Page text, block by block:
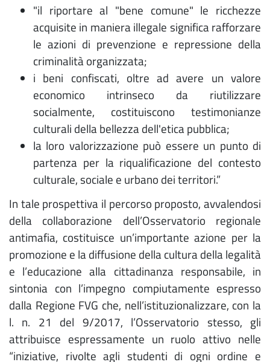
"il riportare al "bene comune" le ricchezze
acquisite in maniera illegale significa rafforzare
le azioni di prevenzione e repressione della
criminalità organizzata;
i beni confiscati, oltre ad avere un valore
economico intrinseco da riutilizzare
socialmente, costituiscono testimonianze
culturali della bellezza dell'etica pubblica;
la loro valorizzazione può essere un punto di
partenza per la riqualificazione del contesto
culturale, sociale e urbano dei territori.”
In tale prospettiva il percorso proposto, avvalendosi
della collaborazione dell’Osservatorio regionale
antimafia, costituisce un’importante azione per la
promozione e la diffusione della cultura della legalità
e l’educazione alla cittadinanza responsabile, in
sintonia con l’impegno compiutamente espresso
dalla Regione FVG che, nell’istituzionalizzare, con la
l. n. 21 del 9/2017, l’Osservatorio stesso, gli
attribuisce espressamente un ruolo attivo nelle
“iniziative, rivolte agli studenti di ogni ordine e